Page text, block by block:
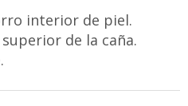
interior de piel.
de la caña.